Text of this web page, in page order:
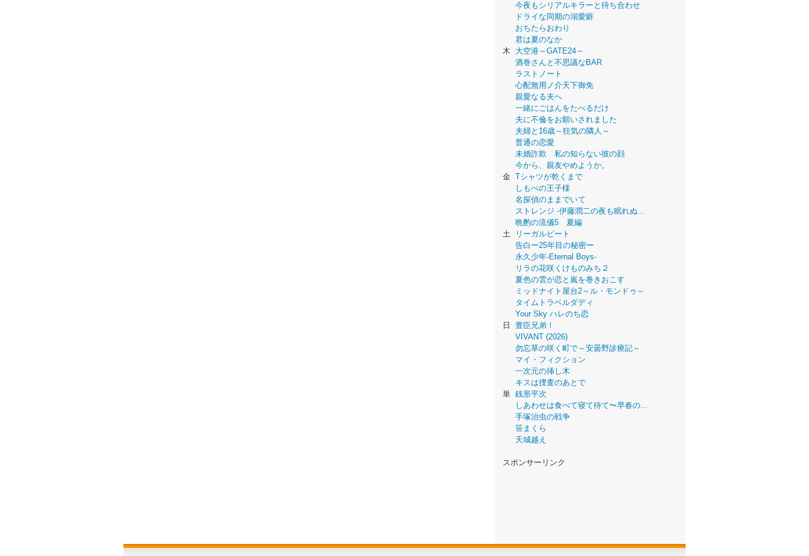
今夜もシリアルキラーと待ち合わせ
ドライな同期の溺愛癖
おちたらおわり
君は夏のなか
木
大空港～GATE24～
酒巻さんと不思議なBAR
ラストノート
心配無用ノ介天下御免
親愛なる夫へ
一緒にごはんをたべるだけ
夫に不倫をお願いされました
夫婦と16歳～狂気の隣人～
普通の恋愛
未婚詐欺 私の知らない彼の顔
今から、親友やめようか。
金 Tシャツが乾くまで
しもべの王子様
名探偵のままでいて
ストレンジ -伊藤潤二の夜も眠れぬ...
晩酌の流儀5 夏編
土
リーガルビート
告白ー25年目の秘密ー
永久少年-Eternal Boys-
リラの花咲くけものみち２
夏色の雲が恋と嵐を巻きおこす
ミッドナイト屋台2～ル・モンドゥ～
タイムトラベルダディ
Your Sky ハレのち恋
日
豊臣兄弟！
VIVANT (2026)
勿忘草の咲く町で～安曇野診療記～
マイ・フィクション
一次元の挿し木
キスは捜査のあとで
単 銭形平次
しあわせは食べて寝て待て〜早春の...
手塚治虫の戦争
笹まくら
天城越え
スポンサーリンク